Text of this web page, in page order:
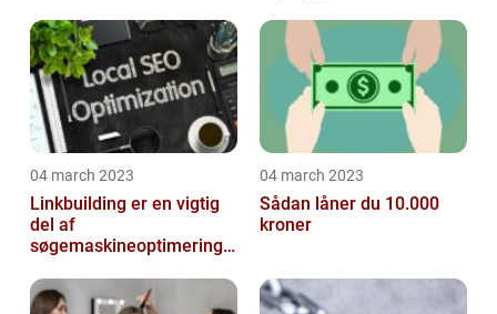
04 march 2023
Linkbuilding er en vigtig
del af
søgemaskineoptimeringe
04 march 2023
Sådan låner du 10.000
kroner